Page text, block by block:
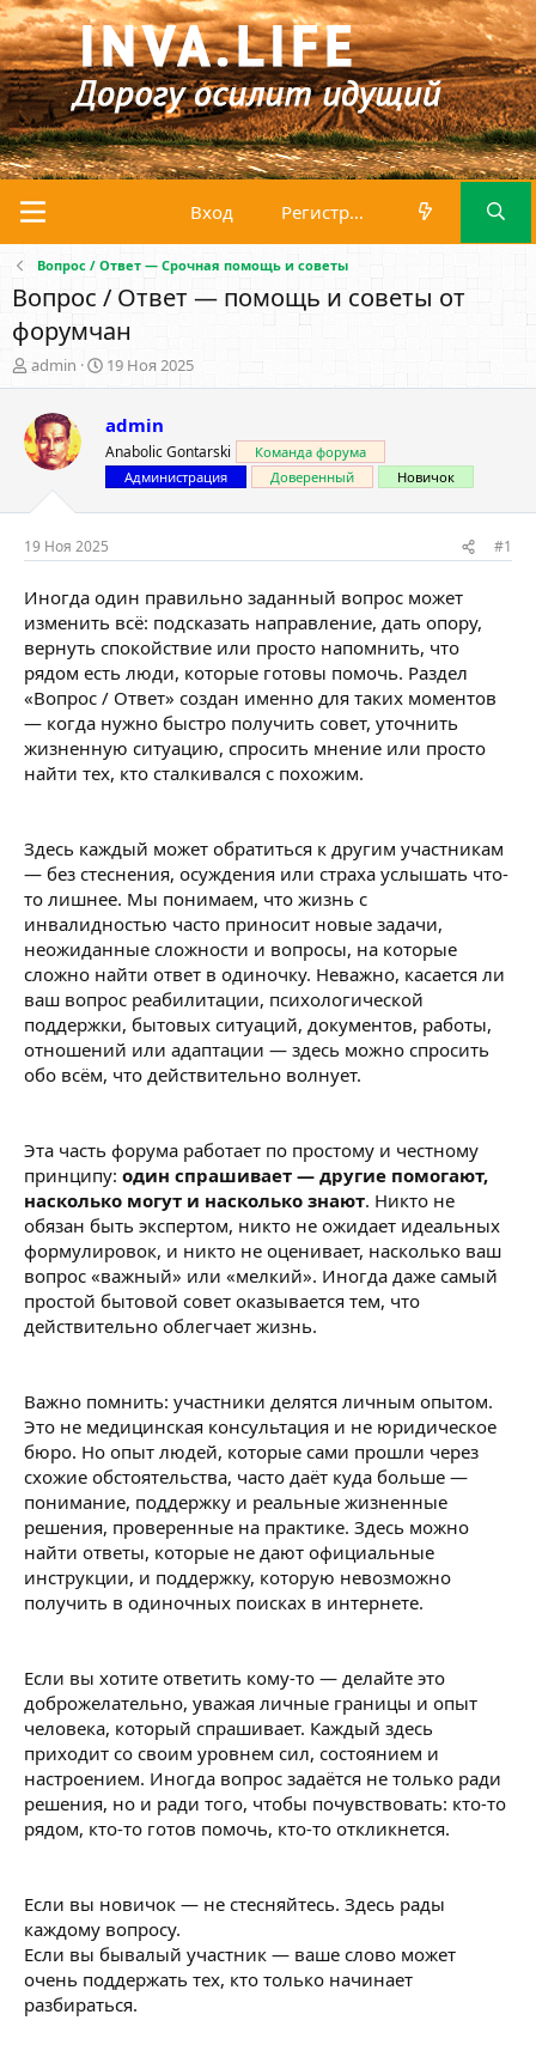
Вход Регистрация
Вопрос / Ответ — Срочная помощь и советы
Вопрос / Ответ — помощь и советы от
форумчан
А
в
о
р
т
м
ы
admin
Д
а
а
н
а
ч
а
л
а
19 Ноя 2025
admin
Anabolic Gontarski
Команда форума
Администрация
Доверенный Новичок
19 Ноя 2025 #1
Иногда один правильно заданный вопрос может
изменить всё: подсказать направление, дать опору,
вернуть спокойствие или просто напомнить, что
рядом есть люди, которые готовы помочь. Раздел
«Вопрос / Ответ» создан именно для таких моментов
— когда нужно быстро получить совет, уточнить
жизненную ситуацию, спросить мнение или просто
найти тех, кто сталкивался с похожим.
Здесь каждый может обратиться к другим участникам
— без стеснения, осуждения или страха услышать что-
то лишнее. Мы понимаем, что жизнь с
инвалидностью часто приносит новые задачи,
неожиданные сложности и вопросы, на которые
сложно найти ответ в одиночку. Неважно, касается ли
ваш вопрос реабилитации, психологической
поддержки, бытовых ситуаций, документов, работы,
отношений или адаптации — здесь можно спросить
обо всём, что действительно волнует.
Эта часть форума работает по простому и честному
принципу: один спрашивает — другие помогают,
насколько могут и насколько знают. Никто не
обязан быть экспертом, никто не ожидает идеальных
формулировок, и никто не оценивает, насколько ваш
вопрос «важный» или «мелкий». Иногда даже самый
простой бытовой совет оказывается тем, что
действительно облегчает жизнь.
Важно помнить: участники делятся личным опытом.
Это не медицинская консультация и не юридическое
бюро. Но опыт людей, которые сами прошли через
схожие обстоятельства, часто даёт куда больше —
понимание, поддержку и реальные жизненные
решения, проверенные на практике. Здесь можно
найти ответы, которые не дают официальные
инструкции, и поддержку, которую невозможно
получить в одиночных поисках в интернете.
Если вы хотите ответить кому-то — делайте это
доброжелательно, уважая личные границы и опыт
человека, который спрашивает. Каждый здесь
приходит со своим уровнем сил, состоянием и
настроением. Иногда вопрос задаётся не только ради
решения, но и ради того, чтобы почувствовать: кто-то
рядом, кто-то готов помочь, кто-то откликнется.
Если вы новичок — не стесняйтесь. Здесь рады
каждому вопросу.
Если вы бывалый участник — ваше слово может
очень поддержать тех, кто только начинает
разбираться.